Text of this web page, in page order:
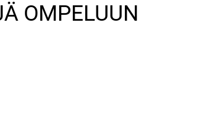
OMPELUUN